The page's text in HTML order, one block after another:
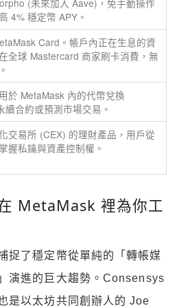
(未來加入 Aave)，免手動操作
4% 穩定幣 APY。
Card。帳戶內正在生息的資
全球 Mastercard 商家刷卡消費，無
於 MetaMask 內的代幣兌換
續合約或預測市場交易。
交易所 (CEX) 的理財產品，用戶從
握私鑰與資產控制權。
MetaMask 裡為你工
捉了穩定幣從單純的「轉帳媒
演進的巨大趨勢。Consensys
是以太坊共同創辦人的 Joe